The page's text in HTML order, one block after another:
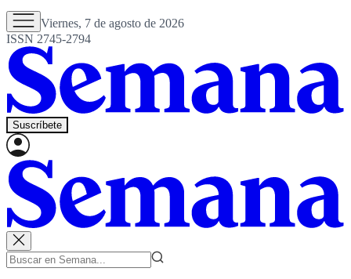
Viernes, 7 de agosto de 2026
ISSN 2745-2794
Suscríbete